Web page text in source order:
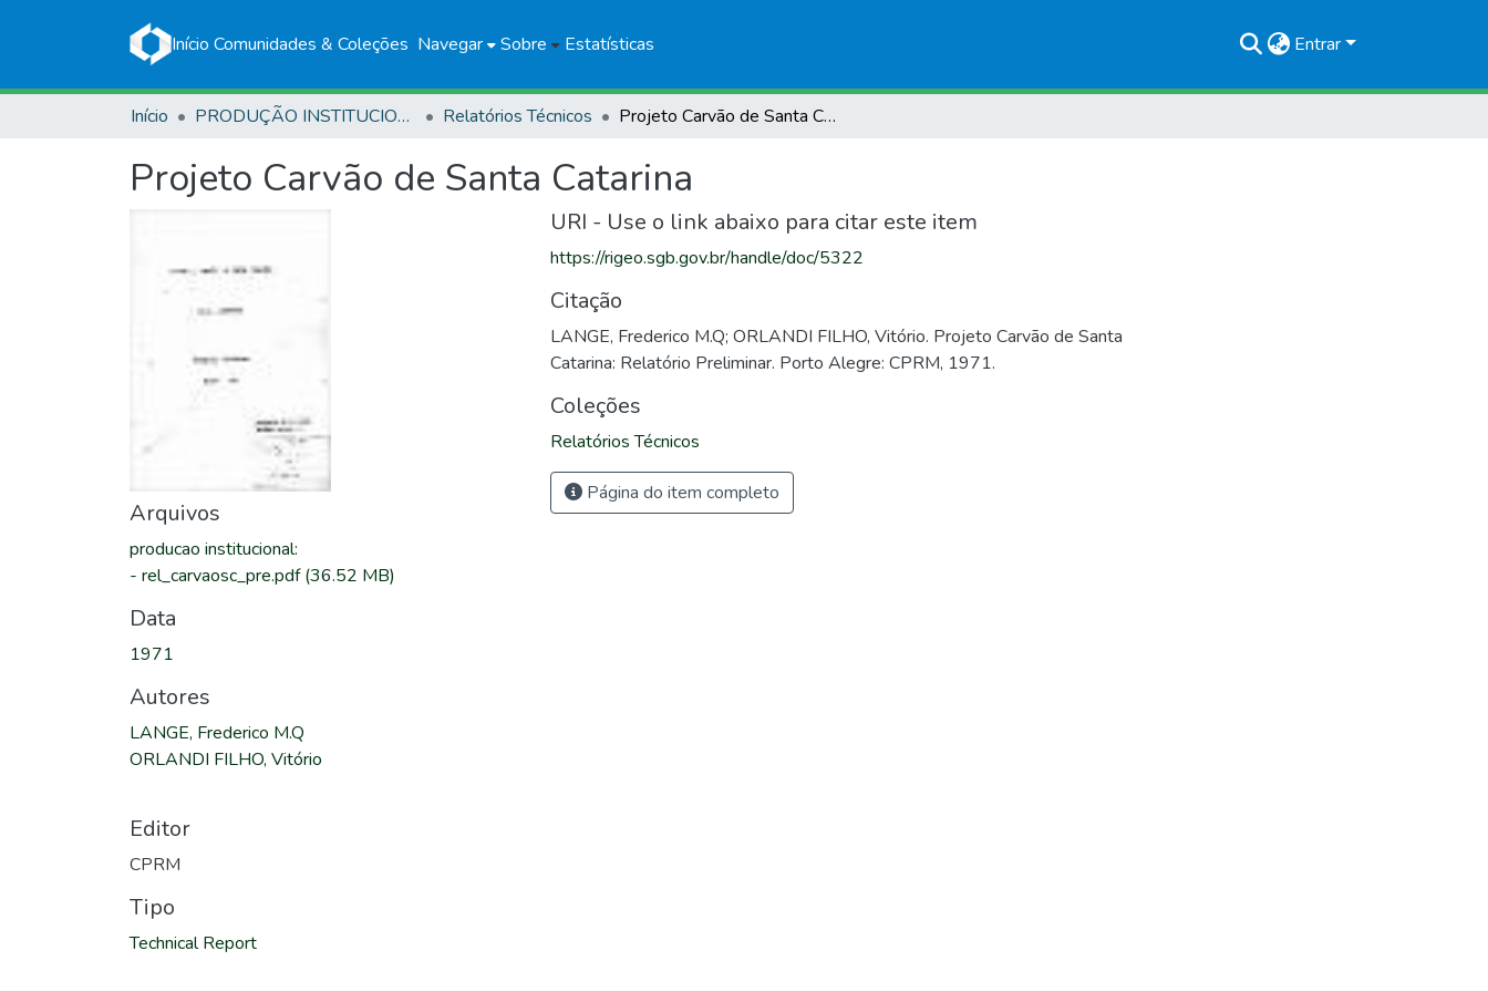
Início Comunidades & Coleções Navegar Sobre Estatísticas Entrar
Início PRODUÇÃO INSTITUCIONAL Relatórios Técnicos Projeto Carvão de Santa Catarina
Projeto Carvão de Santa Catarina
Arquivos
producao institucional:
- rel_carvaosc_pre.pdf(36.52 MB)
Data
1971
Autores
LANGE, Frederico M.Q
ORLANDI FILHO, Vitório
Editor
CPRM
Tipo
Technical Report
URI - Use o link abaixo para citar este item
https://rigeo.sgb.gov.br/handle/doc/5322
Citação
LANGE, Frederico M.Q; ORLANDI FILHO, Vitório. Projeto Carvão de Santa
Catarina: Relatório Preliminar. Porto Alegre: CPRM, 1971.
Coleções
Relatórios Técnicos
Página do item completo